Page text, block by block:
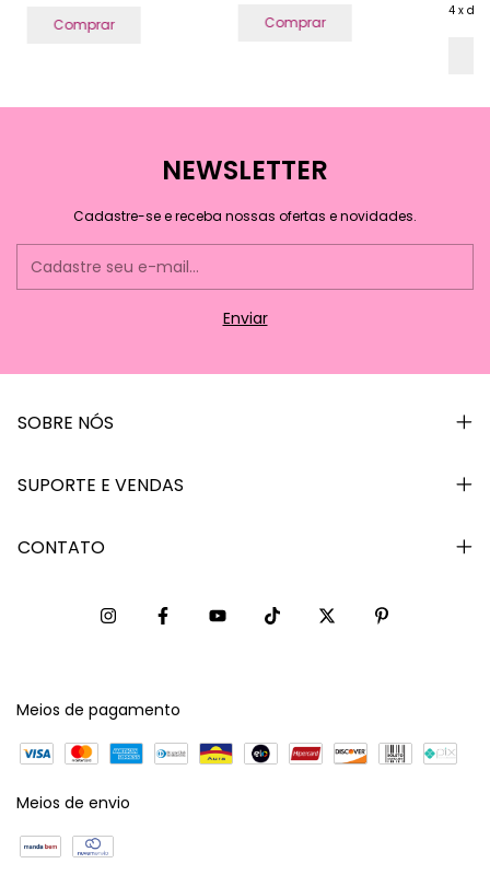
Comprar Comprar
4 x de
NEWSLETTER
Cadastre-se e receba nossas ofertas e novidades.
SOBRE NÓS
SUPORTE E VENDAS
CONTATO
Meios de pagamento
Meios de envio